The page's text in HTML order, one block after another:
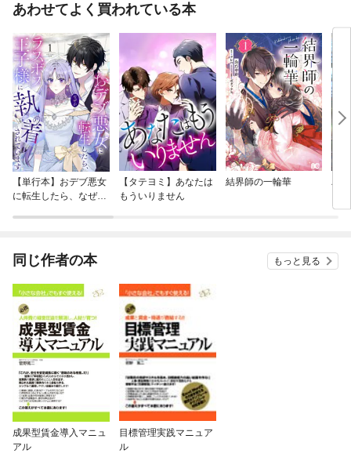
あわせてよく買われている本
【単行本】おデブ悪女
に転生したら、なぜか
【タテヨミ】あなたは
もういりません
結界師の一輪華
バ
今
同じ作者の本 もっと見る
成果型賃金導入マニュ
アル
目標管理実践マニュア
ル